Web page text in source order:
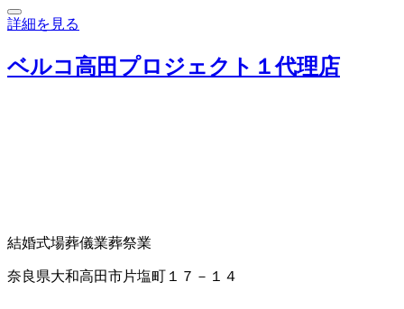
詳細を見る
ベルコ高田プロジェクト１代理店
結婚式場葬儀業葬祭業
奈良県大和高田市片塩町１７－１４